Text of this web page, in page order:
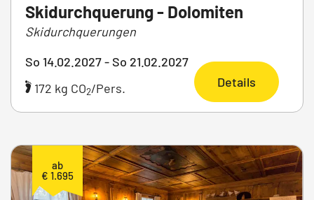
Skidurchquerung - Dolomiten
Skidurchquerungen
So 14.02.2027 - So 21.02.2027
172 kg CO2/Pers. Details
ab
€ 1.695